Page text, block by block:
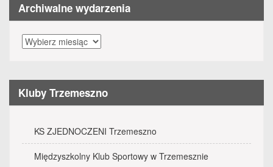
Archiwalne wydarzenia
Archiwalne
wydarzenia
Kluby Trzemeszno
KS ZJEDNOCZENI Trzemeszno
Międzyszkolny Klub Sportowy w Trzemesznie